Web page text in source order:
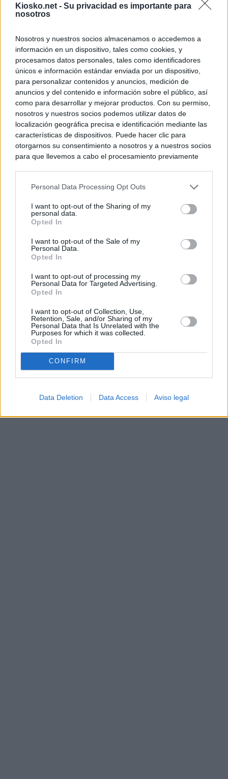
Kiosko.net - Su privacidad es importante para
nosotros
Nosotros y nuestros socios almacenamos o accedemos a
información en un dispositivo, tales como cookies, y
procesamos datos personales, tales como identificadores
únicos e información estándar enviada por un dispositivo,
para personalizar contenidos y anuncios, medición de
anuncios y del contenido e información sobre el público, así
como para desarrollar y mejorar productos. Con su permiso,
nosotros y nuestros socios podemos utilizar datos de
localización geográfica precisa e identificación mediante las
características de dispositivos. Puede hacer clic para
otorgarnos su consentimiento a nosotros y a nuestros socios
para que llevemos a cabo el procesamiento previamente
negar su consentimiento. Tenga en cuenta que algún
de su consentimiento, pero usted tiene el derecho de
rechazar tal procesamiento. Sus preferencias se aplicarán
cualquier momento entrando de nuevo en este sitio web o
visitando nuestra política de privacidad.
Personal Data Processing Opt Outs
I want to opt-out of the Sharing of my
personal data.
Opted In
I want to opt-out of the Sale of my
Personal Data.
Opted In
I want to opt-out of processing my
Personal Data for Targeted Advertising.
Opted In
I want to opt-out of Collection, Use,
Retention, Sale, and/or Sharing of my
Personal Data that Is Unrelated with the
Purposes for which it was collected.
Opted In
CONFIRM
Data Deletion Data Access Aviso legal